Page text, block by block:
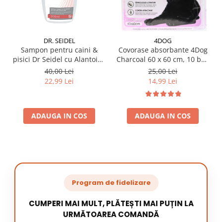
DR. SEIDEL
Sampon pentru caini &
pisici Dr Seidel cu Alantoina
220 ml
40,00 Lei
22,99 Lei
ADAUGA IN COS
4DOG
Covorase absorbante 4Dog
Charcoal 60 x 60 cm, 10 buc
/ pachet
25,00 Lei
14,99 Lei
ADAUGA IN COS
Program de fidelizare
CUMPERI MAI MULT, PLĂTEȘTI MAI PUȚIN LA
URMĂTOAREA COMANDĂ